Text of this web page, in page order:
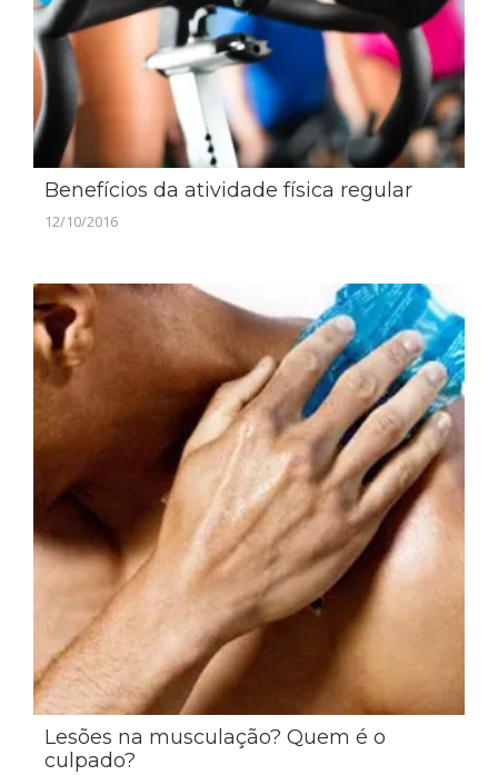
Benefícios da atividade física regular
12/10/2016
Lesões na musculação? Quem é o
culpado?